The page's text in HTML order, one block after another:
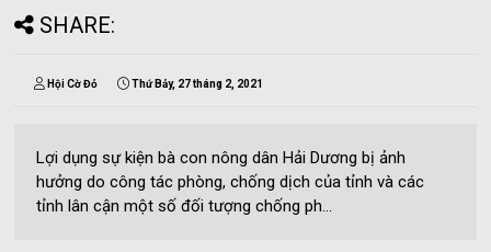
SHARE:
Hội Cờ Đỏ Thứ Bảy, 27 tháng 2, 2021
Lợi dụng sự kiện bà con nông dân Hải Dương bị ảnh
hưởng do công tác phòng, chống dịch của tỉnh và các
tỉnh lân cận một số đối tượng chống ph...